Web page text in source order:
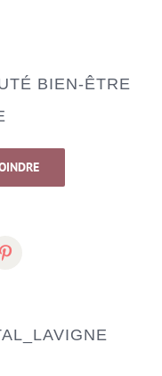
BIEN-ÊTRE